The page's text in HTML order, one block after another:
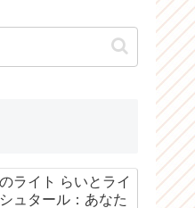
ライト らいとライ
ュタール：あなた